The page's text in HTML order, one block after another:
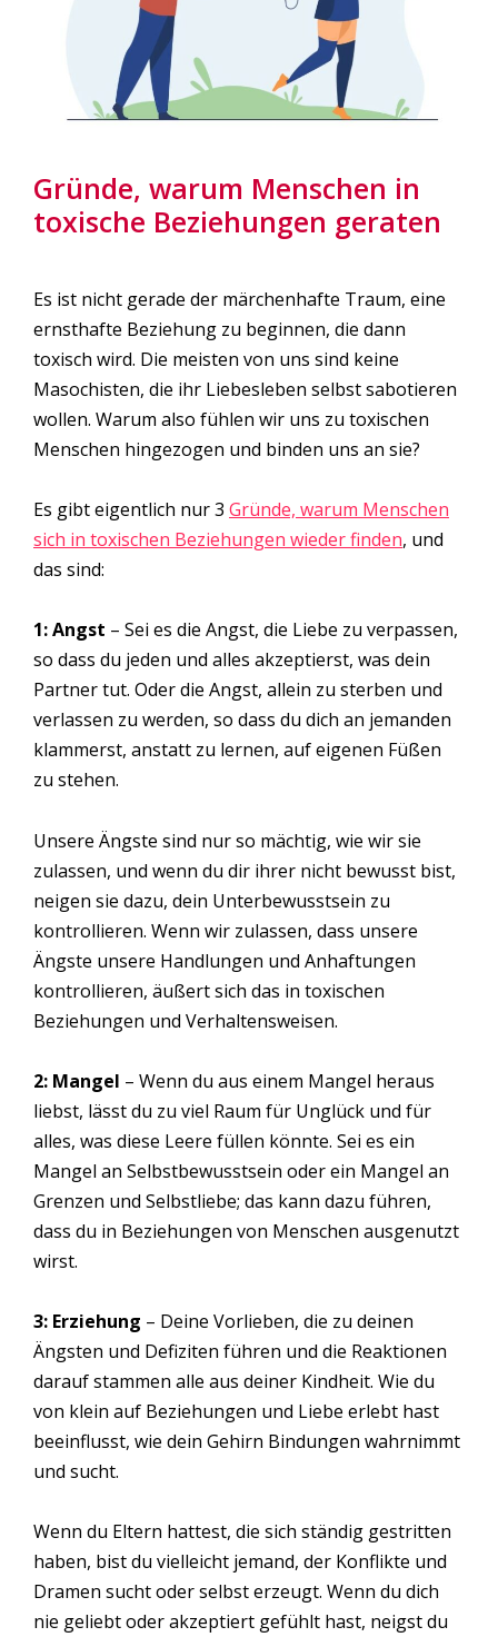
Gründe, warum Menschen in
toxische Beziehungen geraten
Es ist nicht gerade der märchenhafte Traum, eine
ernsthafte Beziehung zu beginnen, die dann
toxisch wird. Die meisten von uns sind keine
Masochisten, die ihr Liebesleben selbst sabotieren
wollen. Warum also fühlen wir uns zu toxischen
Menschen hingezogen und binden uns an sie?
Es gibt eigentlich nur 3 Gründe, warum Menschen
sich in toxischen Beziehungen wieder finden, und
das sind:
1: Angst – Sei es die Angst, die Liebe zu verpassen,
so dass du jeden und alles akzeptierst, was dein
Partner tut. Oder die Angst, allein zu sterben und
verlassen zu werden, so dass du dich an jemanden
klammerst, anstatt zu lernen, auf eigenen Füßen
zu stehen.
Unsere Ängste sind nur so mächtig, wie wir sie
zulassen, und wenn du dir ihrer nicht bewusst bist,
neigen sie dazu, dein Unterbewusstsein zu
kontrollieren. Wenn wir zulassen, dass unsere
Ängste unsere Handlungen und Anhaftungen
kontrollieren, äußert sich das in toxischen
Beziehungen und Verhaltensweisen.
2: Mangel – Wenn du aus einem Mangel heraus
liebst, lässt du zu viel Raum für Unglück und für
alles, was diese Leere füllen könnte. Sei es ein
Mangel an Selbstbewusstsein oder ein Mangel an
Grenzen und Selbstliebe; das kann dazu führen,
dass du in Beziehungen von Menschen ausgenutzt
wirst.
3: Erziehung – Deine Vorlieben, die zu deinen
Ängsten und Defiziten führen und die Reaktionen
darauf stammen alle aus deiner Kindheit. Wie du
von klein auf Beziehungen und Liebe erlebt hast
beeinflusst, wie dein Gehirn Bindungen wahrnimmt
und sucht.
Wenn du Eltern hattest, die sich ständig gestritten
haben, bist du vielleicht jemand, der Konflikte und
Dramen sucht oder selbst erzeugt. Wenn du dich
nie geliebt oder akzeptiert gefühlt hast, neigst du